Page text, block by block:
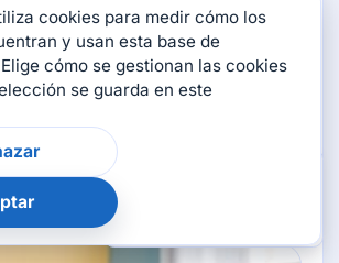
cookies para medir cómo los
y usan esta base de
cómo se gestionan las cookies
se guarda en este